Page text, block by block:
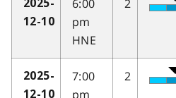
2025-
12-10
6:00
pm
HNE
2
2025-
12-10
7:00
pm
2